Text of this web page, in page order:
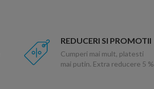
REDUCERI SI PROMOTII
Cumperi mai mult, platesti
mai putin. Extra reducere 5 %